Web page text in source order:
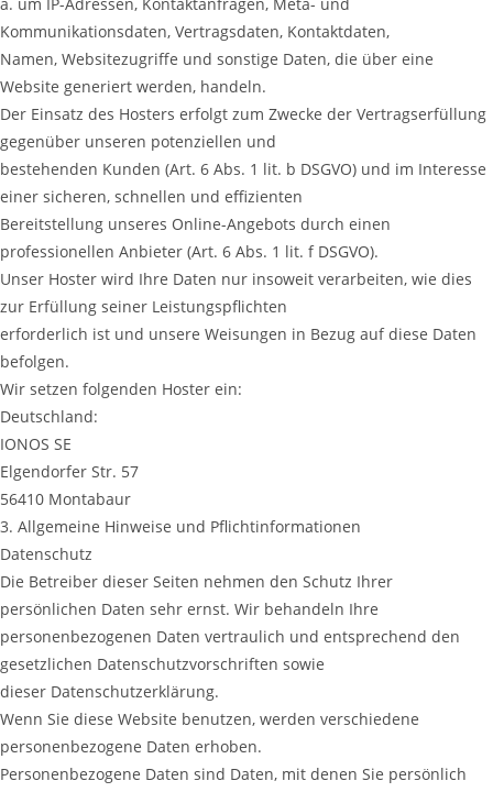
Kommunikationsdaten, Vertragsdaten, Kontaktdaten,
Namen, Websitezugriffe und sonstige Daten, die über eine
Website generiert werden, handeln.
Der Einsatz des Hosters erfolgt zum Zwecke der Vertragserfüllung
gegenüber unseren potenziellen und
bestehenden Kunden (Art. 6 Abs. 1 lit. b DSGVO) und im Interesse
einer sicheren, schnellen und effizienten
Bereitstellung unseres Online-Angebots durch einen
professionellen Anbieter (Art. 6 Abs. 1 lit. f DSGVO).
Unser Hoster wird Ihre Daten nur insoweit verarbeiten, wie dies
zur Erfüllung seiner Leistungspflichten
erforderlich ist und unsere Weisungen in Bezug auf diese Daten
befolgen.
Wir setzen folgenden Hoster ein:
Deutschland:
IONOS SE
Elgendorfer Str. 57
56410 Montabaur
3. Allgemeine Hinweise und Pflichtinformationen
Datenschutz
Die Betreiber dieser Seiten nehmen den Schutz Ihrer
persönlichen Daten sehr ernst. Wir behandeln Ihre
personenbezogenen Daten vertraulich und entsprechend den
gesetzlichen Datenschutzvorschriften sowie
dieser Datenschutzerklärung.
Wenn Sie diese Website benutzen, werden verschiedene
personenbezogene Daten erhoben.
Personenbezogene Daten sind Daten, mit denen Sie persönlich